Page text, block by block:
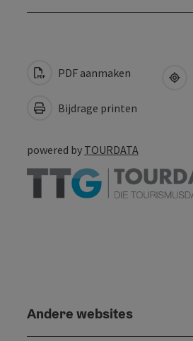
PDF aanmaken
Bijdrage printen
powered by TOURDATA
Andere websites